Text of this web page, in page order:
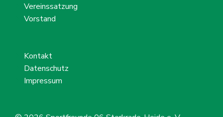
Vereinssatzung
Vorstand
Kontakt
Datenschutz
Impressum